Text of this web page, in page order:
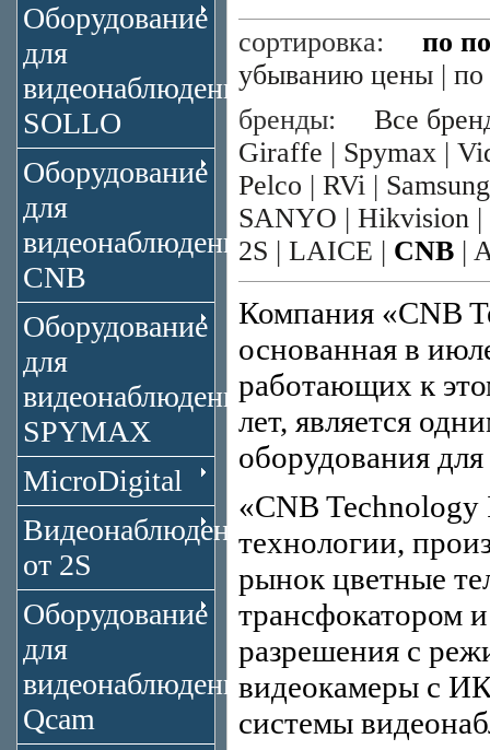
Оборудование
для
видеонаблюдения
SOLLO
Оборудование
для
видеонаблюдения
CNB
Оборудование
для
видеонаблюдения
SPYMAX
MicroDigital
Видеонаблюдение
от 2S
Оборудование
для
видеонаблюдения
Qcam
сортировка: по
убыванию цены |
бренды: Все
Giraffe | Spymax |
Pelco | RVi |
SANYO | Hikvision |
2S | LAICE | CNB |
Компания «CNB
основанная в
работающих к
лет, является
оборудования
«CNB Technology
технологии,
рынок цветные
трансфокатором
разрешения с
видеокамеры с
системы